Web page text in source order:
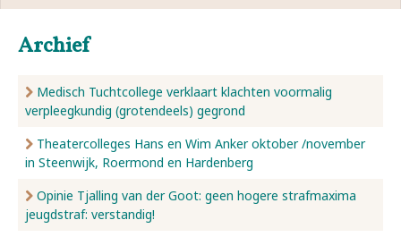
Strafzaken
Werkwijze
Nieuws
Over ons
Archief
Medisch Tuchtcollege verklaart klachten voormalig
verpleegkundig (grotendeels) gegrond
Theatercolleges Hans en Wim Anker oktober /november
in Steenwijk, Roermond en Hardenberg
Opinie Tjalling van der Goot: geen hogere strafmaxima
jeugdstraf: verstandig!